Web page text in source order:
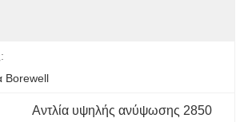
Borewell
Αντλία υψηλής ανύψωσης 2850